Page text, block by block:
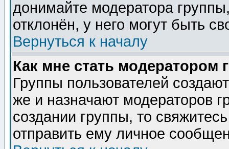
донимайте модератора
отклонён, у него могут быть
Вернуться к началу
Как мне стать модератором
Группы пользователей
же и назначают модераторов
создании группы, то
отправить ему личное